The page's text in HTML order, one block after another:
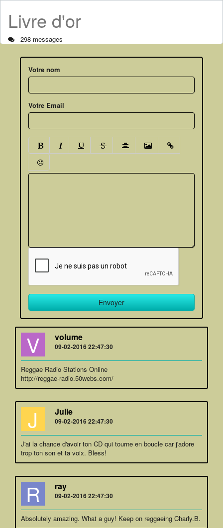
Livre d'or
298 messages
Votre nom
Votre Email
V volume
09-02-2016 22:47:30
Reggae Radio Stations Online
http://reggae-radio.50webs.com/
J Julie
09-02-2016 22:47:30
J'ai la chance d'avoir ton CD qui tourne en boucle car j'adore
trop ton son et ta voix. Bless!
R ray
09-02-2016 22:47:30
Absolutely amazing. What a guy! Keep on reggaeing Charly.B.